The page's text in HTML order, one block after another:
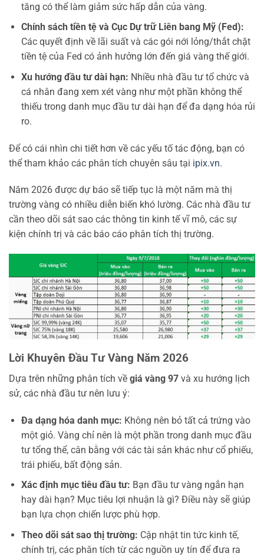
tăng có thể làm giảm sức hấp dẫn của vàng.
Chính sách tiền tệ và Cục Dự trữ Liên bang Mỹ (Fed):
Các quyết định về lãi suất và các gói nới lỏng/thắt chặt
tiền tệ của Fed có ảnh hưởng lớn đến giá vàng thế giới.
Xu hướng đầu tư dài hạn: Nhiều nhà đầu tư tổ chức và
cá nhân đang xem xét vàng như một phần không thể
thiếu trong danh mục đầu tư dài hạn để đa dạng hóa rủi
ro.
Để có cái nhìn chi tiết hơn về các yếu tố tác động, bạn có
thể tham khảo các phân tích chuyên sâu tại ipix.vn.
Năm 2026 được dự báo sẽ tiếp tục là một năm mà thị
trường vàng có nhiều diễn biến khó lường. Các nhà đầu tư
cần theo dõi sát sao các thông tin kinh tế vĩ mô, các sự
kiện chính trị và các báo cáo phân tích thị trường.
Lời Khuyên Đầu Tư Vàng Năm 2026
Dựa trên những phân tích về giá vàng 97 và xu hướng lịch
sử, các nhà đầu tư nên lưu ý:
Đa dạng hóa danh mục: Không nên bỏ tất cả trứng vào
một giỏ. Vàng chỉ nên là một phần trong danh mục đầu
tư tổng thể, cân bằng với các tài sản khác như cổ phiếu,
trái phiếu, bất động sản.
Xác định mục tiêu đầu tư: Bạn đầu tư vàng ngắn hạn
hay dài hạn? Mục tiêu lợi nhuận là gì? Điều này sẽ giúp
bạn lựa chọn chiến lược phù hợp.
Theo dõi sát sao thị trường: Cập nhật tin tức kinh tế,
chính trị, các phân tích từ các nguồn uy tín để đưa ra